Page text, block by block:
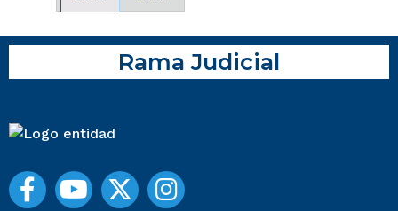
Rama Judicial